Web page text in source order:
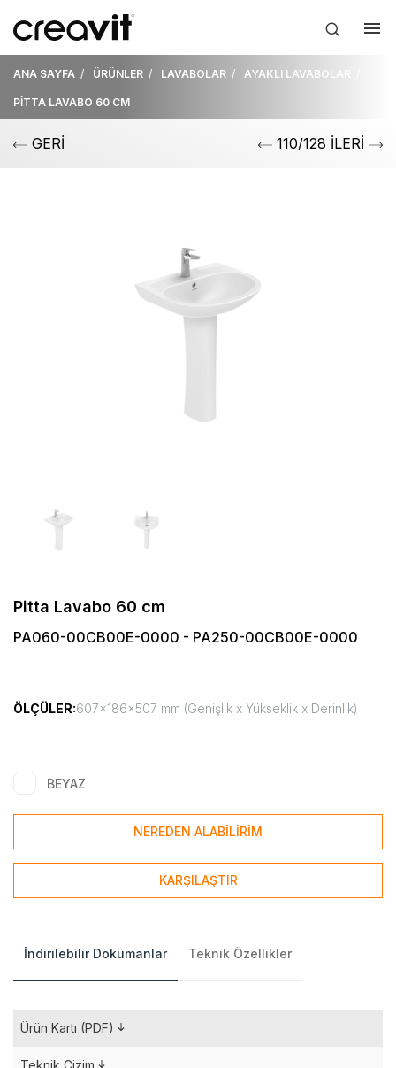
ANA SAYFA ÜRÜNLER LAVABOLAR AYAKLI LAVABOLAR
PİTTA LAVABO 60 CM
GERİ 110/128 İLERİ
Pitta Lavabo 60 cm
PA060-00CB00E-0000 - PA250-00CB00E-0000
ÖLÇÜLER:607x186x507 mm (Genişlik x Yükseklik x Derinlik)
BEYAZ
NEREDEN ALABİLİRİM
KARŞILAŞTIR
İndirilebilir Dokümanlar Teknik Özellikler
Ürün Kartı (PDF)
Teknik Çizim